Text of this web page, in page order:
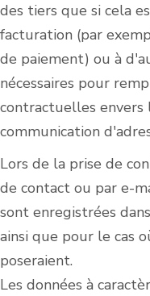
des tiers que si cela
facturation (par
de paiement) ou à
nécessaires pour
contractuelles envers
communication
Lors de la prise de
de contact ou par e-
sont enregistrées
ainsi que pour le cas
poseraient.
Les données à